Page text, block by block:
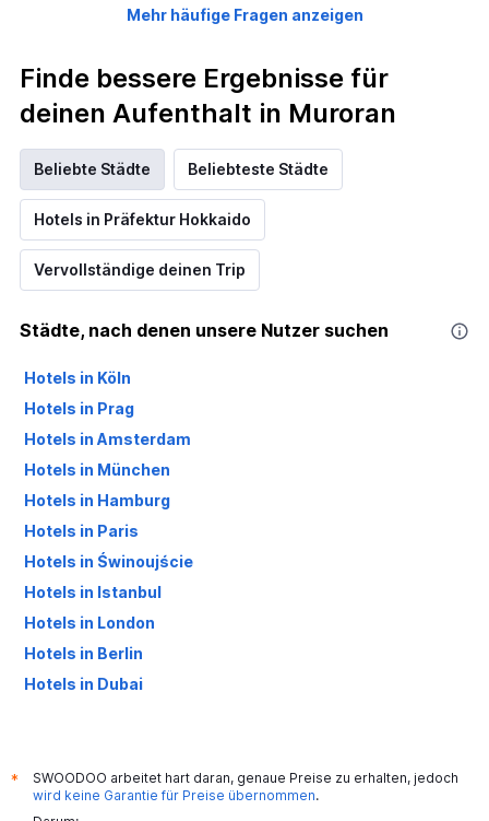
Mehr häufige Fragen anzeigen
Finde bessere Ergebnisse für
deinen Aufenthalt in Muroran
Beliebte Städte Beliebteste Städte
Hotels in Präfektur Hokkaido
Vervollständige deinen Trip
Städte, nach denen unsere Nutzer suchen
Hotels in Köln
Hotels in Prag
Hotels in Amsterdam
Hotels in München
Hotels in Hamburg
Hotels in Paris
Hotels in Świnoujście
Hotels in Istanbul
Hotels in London
Hotels in Berlin
Hotels in Dubai
*
SWOODOO arbeitet hart daran, genaue Preise zu erhalten, jedoch
wird keine Garantie für Preise übernommen.